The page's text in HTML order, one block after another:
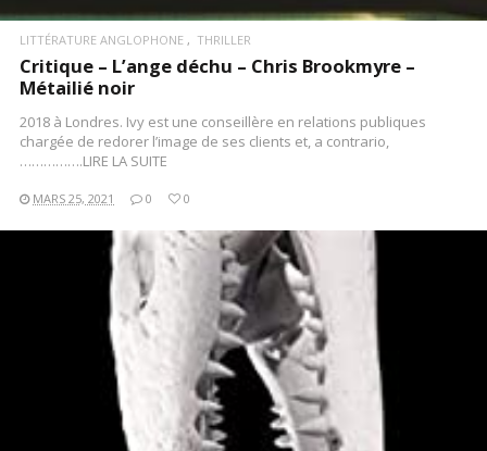
LITTÉRATURE ANGLOPHONE THRILLER
Critique – L’ange déchu – Chris Brookmyre –
Métailié noir
2018 à Londres. Ivy est une conseillère en relations publiques
chargée de redorer l’image de ses clients et, a contrario,
…………….LIRE LA SUITE
MARS 25, 2021 0 0